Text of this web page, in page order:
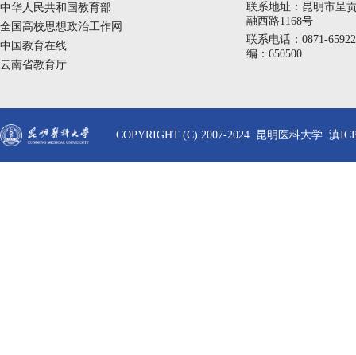
中华人民共和国教育部
全国高校思想政治工作网
中国教育在线
云南省教育厅
联系地址：昆明市呈
融西路1168号
联系电话：0871-
编：650500
COPYRIGHT (C) 2007-2024 昆明医科大学 滇